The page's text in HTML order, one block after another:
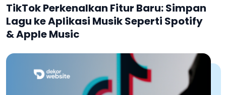
TikTok Perkenalkan Fitur Baru: Simpan
Lagu ke Aplikasi Musik Seperti Spotify
& Apple Music